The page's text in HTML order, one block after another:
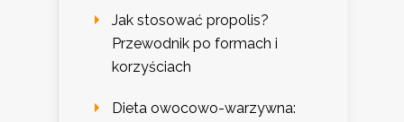
Jak stosować propolis?
Przewodnik po formach i
korzyściach
Dieta owocowo-warzywna: